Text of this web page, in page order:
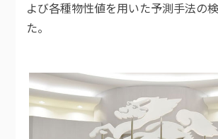
よび各種物性値を用いた予測手法の
た。